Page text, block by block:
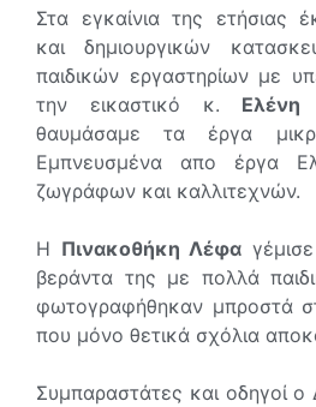
Στα εγκαίνια της ετήσιας
και δημιουργικών
παιδικών εργαστηρίων με
την εικαστικό κ. Ελένη
θαυμάσαμε τα έργα
Εμπνευσμένα απο έργα
ζωγράφων και καλλιτεχνών.
Η Πινακοθήκη Λέφα
βεράντα της με πολλά
φωτογραφήθηκαν μπροστά
που μόνο θετικά σχόλια
Συμπαραστάτες και οδηγοί